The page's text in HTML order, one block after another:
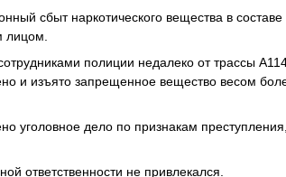
сбыт наркотического вещества в
лицом.
полиции недалеко от трассы
и изъято запрещенное вещество весом
уголовное дело по признакам
ответственности не привлекался.